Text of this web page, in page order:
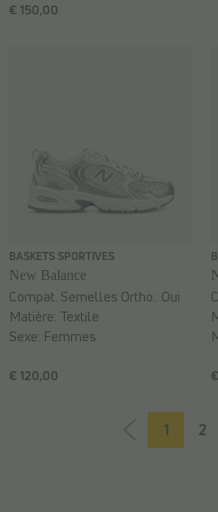
€ 150,00
BASKETS SPORTIVES
New Balance
€ 120,00
Compat. Semelles Ortho.: Oui
Matière: Textile
Sexe: Femmes
1 2